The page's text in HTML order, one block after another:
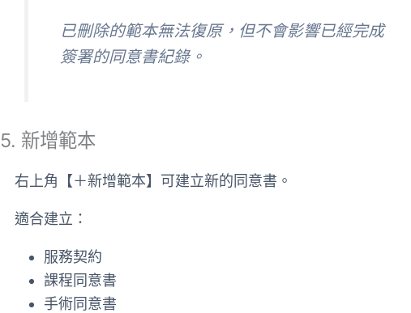
已刪除的範本無法復原，但不會影響已經完成
簽署的同意書紀錄。
5. 新增範本
右上角【＋新增範本】可建立新的同意書。
適合建立：
服務契約
課程同意書
手術同意書